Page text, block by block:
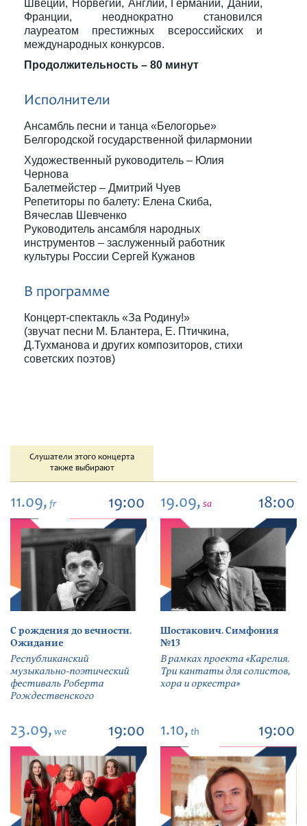
Швеции, Норвегии, Англии, Германии, Дании,
Франции, неоднократно становился
лауреатом престижных всероссийских и
международных конкурсов.
Продолжительность – 80 минут
Исполнители
Ансамбль песни и танца «Белогорье»
Белгородской государственной филармонии
Художественный руководитель – Юлия
Чернова
Балетмейстер – Дмитрий Чуев
Репетиторы по балету: Елена Скиба,
Вячеслав Шевченко
Руководитель ансамбля народных
инструментов – заслуженный работник
культуры России Сергей Кужанов
В программе
Концерт-спектакль «За Родину!»
(звучат песни М. Блантера, Е. Птичкина,
Д.Тухманова и других композиторов, стихи
советских поэтов)
Слушатели этого концерта
также выбирают
11.09, fr 19:00
С рождения до вечности.
Ожидание
Республиканский
музыкально-поэтический
фестиваль Роберта
Рождественского
19.09, sa 18:00
Шостакович. Симфония
№13
В рамках проекта «Карелия.
Три кантаты для солистов,
хора и оркестра»
23.09, we 19:00 1.10, th 19:00